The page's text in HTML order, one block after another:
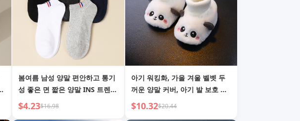
봄여름 남성 양말 편안하고 통기
성 좋은 면 짧은 양말 INS 트렌디
캐주얼 양말 단색 만능 얕은 양말
$4.23$16.98
아기 워킹화, 가을 겨울 벨벳 두
꺼운 양말 커버, 아기 발 보호 따
뜻한 낙하 방지 만화 팬더 미끄럼
방지 0-1세
$10.32$20.44